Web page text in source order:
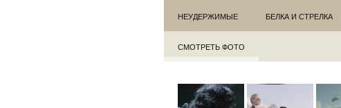
НЕУДЕРЖИМЫЕ БЕЛКА И СТРЕЛКА
СМОТРЕТЬ ФОТО